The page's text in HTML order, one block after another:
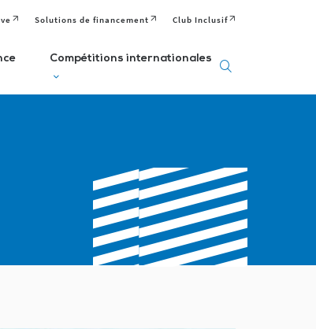
Solutions de financement Club Inclusif
Compétitions internationales
Jeux Européens
Paralympiques de
la Jeunesse (EPYG)
Comité
Paralympique
Editions
à venir
Deaflympiens
Comité
International